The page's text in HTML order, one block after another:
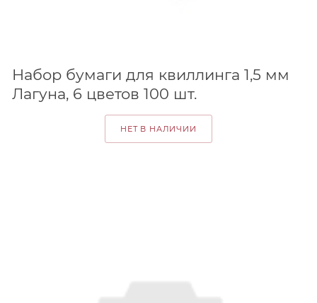
Набор бумаги для квиллинга 1,5 мм
Лагуна, 6 цветов 100 шт.
НЕТ В НАЛИЧИИ